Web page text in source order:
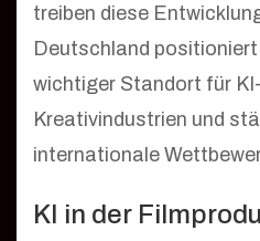
treiben diese
Deutschland
wichtiger Standort für
Kreativindustrien und
internationale
KI in der